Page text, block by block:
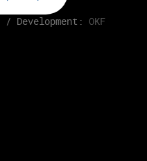
/ Development: OKF